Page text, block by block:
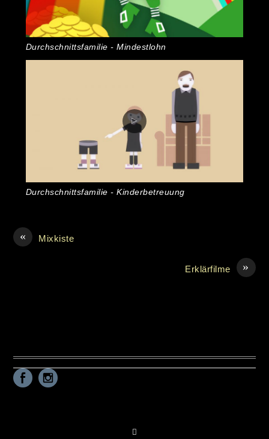
Durchschnittsfamilie - Mindestlohn
Durchschnittsfamilie - Kinderbetreuung
« Mixkiste
»
Erklärfilme